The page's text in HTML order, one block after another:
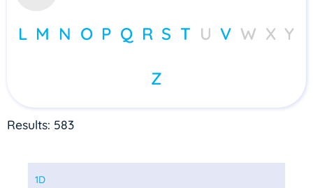
L M N O P Q R S T U V W X Y
Z
Results: 583
1D